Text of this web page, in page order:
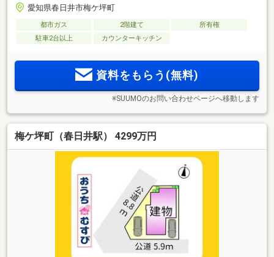
愛知県春日井市梅ケ坪町
都市ガス 2階建て
所有権
駐車2台以上
カウンターキッチン
資料をもらう(無料)
※SUUMOのお問い合わせページへ移動します
梅ケ坪町（春日井駅） 4299万円